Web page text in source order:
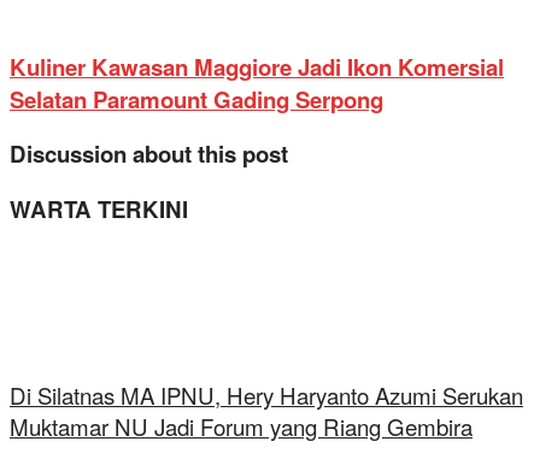
Kuliner Kawasan Maggiore Jadi Ikon Komersial
Selatan Paramount Gading Serpong
Discussion about this post
WARTA TERKINI
Di Silatnas MA IPNU, Hery Haryanto Azumi Serukan
Muktamar NU Jadi Forum yang Riang Gembira